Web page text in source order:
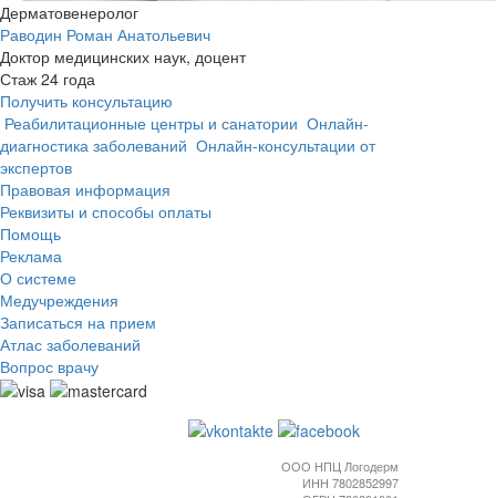
Дерматовенеролог
Раводин Роман Анатольевич
Доктор медицинских наук, доцент
Стаж 24 года
Получить консультацию
Реабилитационные центры и санатории Онлайн-
диагностика заболеваний Онлайн-консультации от
экспертов
Правовая информация
Реквизиты и способы оплаты
Помощь
Реклама
О системе
Медучреждения
Записаться на прием
Атлас заболеваний
Вопрос врачу
ООО НПЦ Логодерм
ИНН 7802852997